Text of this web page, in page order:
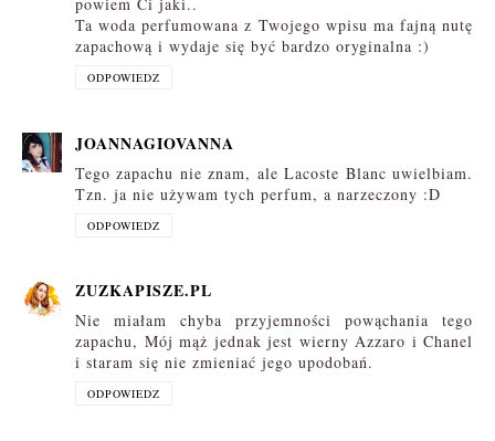
Ta woda perfumowana z Twojego wpisu ma fajną nutę
zapachową i wydaje się być bardzo oryginalna :)
ODPOWIEDZ
JOANNAGIOVANNA
Tego zapachu nie znam, ale Lacoste Blanc uwielbiam.
Tzn. ja nie używam tych perfum, a narzeczony :D
ODPOWIEDZ
ZUZKAPISZE.PL
Nie miałam chyba przyjemności powąchania tego
zapachu, Mój mąż jednak jest wierny Azzaro i Chanel
i staram się nie zmieniać jego upodobań.
ODPOWIEDZ